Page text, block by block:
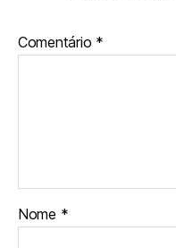
Comentário *
Nome *